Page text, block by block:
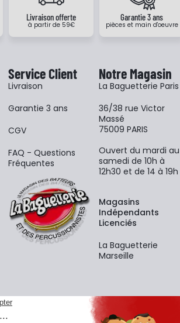
Livraison offerte
à partir de 59€
Garantie 3 ans
pièces et main d'oeuvre
Service Client
Livraison
Garantie 3 ans
CGV
FAQ - Questions
Fréquentes
Notre Magasin
La Baguetterie Paris
36/38 rue Victor
Massé
75009 PARIS
Ouvert du mardi au
samedi de 10h à
12h30 et de 14 à 19h
Magasins
Indépendants
Licenciés
La Baguetterie
Marseille